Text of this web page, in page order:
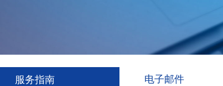
服务指南 电子邮件